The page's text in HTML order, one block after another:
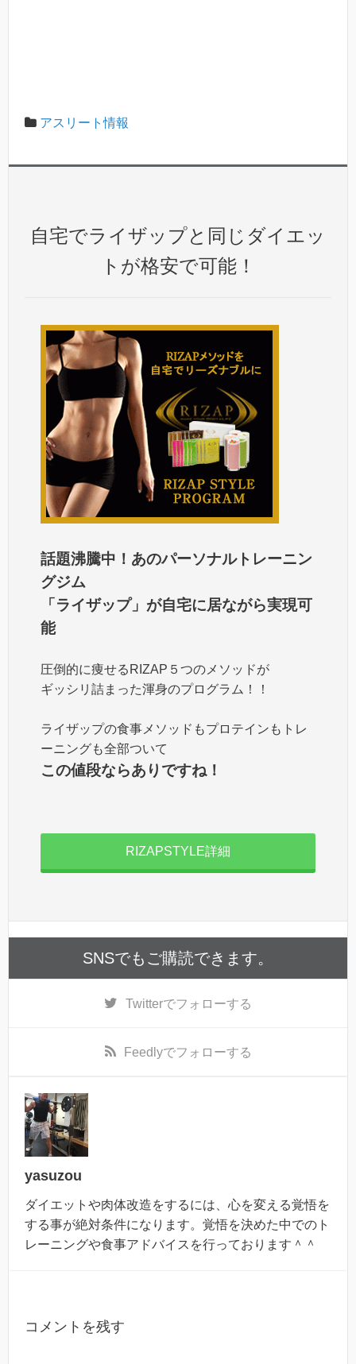
アスリート情報
自宅でライザップと同じダイエッ
トが格安で可能！
話題沸騰中！あのパーソナルトレーニン
グジム
「ライザップ」が自宅に居ながら実現可
能
圧倒的に痩せるRIZAP５つのメソッドが
ギッシリ詰まった渾身のプログラム！！
ライザップの食事メソッドもプロテインもトレ
ーニングも全部ついて
この値段ならありですね！
RIZAPSTYLE詳細
SNSでもご購読できます。
Twitterでフォローする
Feedlyでフォローする
yasuzou
ダイエットや肉体改造をするには、心を変える覚悟を
する事が絶対条件になります。覚悟を決めた中でのト
レーニングや食事アドバイスを行っております＾＾
コメントを残す